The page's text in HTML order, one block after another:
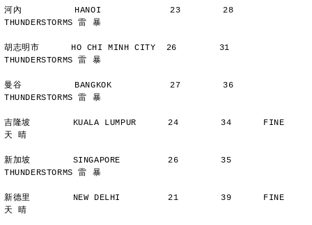
河內          HANOI             23        28
THUNDERSTORMS 雷 暴
胡志明市      HO CHI MINH CITY  26        31
THUNDERSTORMS 雷 暴
曼谷          BANGKOK           27        36
THUNDERSTORMS 雷 暴
吉隆坡        KUALA LUMPUR      24        34      FINE
天 晴
新加坡        SINGAPORE         26        35
THUNDERSTORMS 雷 暴
新德里        NEW DELHI         21        39      FINE
天 晴